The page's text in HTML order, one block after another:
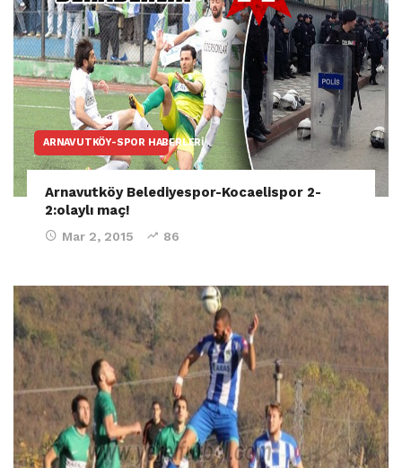
ARNAVUTKÖY-SPOR HABERLERI
Arnavutköy Belediyespor-Kocaelispor 2-
2:olaylı maç!
Mar 2, 2015 86